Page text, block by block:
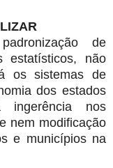
de
estatísticos, não
os sistemas de
dos estados
ingerência nos
nem modificação
e municípios na